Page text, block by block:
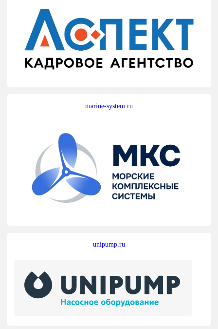
marine-system.ru
unipump.ru